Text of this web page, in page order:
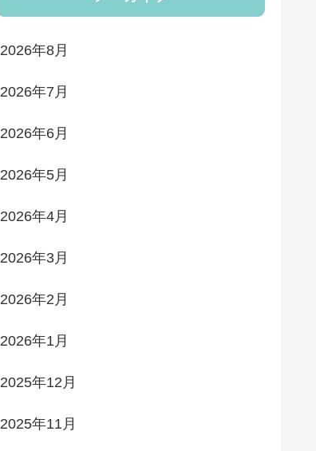
2026年8月
2026年7月
2026年6月
2026年5月
2026年4月
2026年3月
2026年2月
2026年1月
2025年12月
2025年11月